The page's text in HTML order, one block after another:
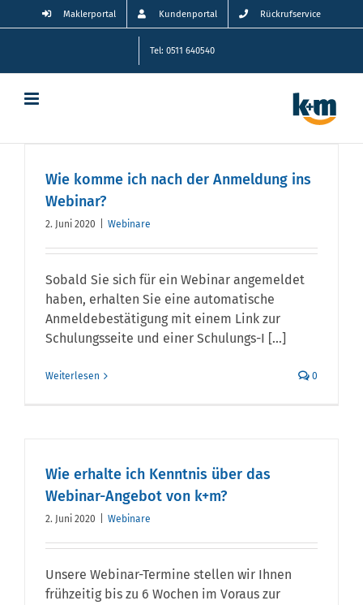
Inhalt
Maklerportal Kundenportal Rückrufservice
Tel: 0511 640540
Wie komme ich nach der Anmeldung ins
Webinar?
2. Juni 2020 Webinare
Sobald Sie sich für ein Webinar angemeldet
haben, erhalten Sie eine automatische
Anmeldebestätigung mit einem Link zur
Schulungsseite und einer Schulungs-I [...]
Weiterlesen 0
Wie erhalte ich Kenntnis über das
Webinar-Angebot von k+m?
2. Juni 2020 Webinare
Unsere Webinar-Termine stellen wir Ihnen
frühzeitig bis zu 6 Wochen im Voraus zur